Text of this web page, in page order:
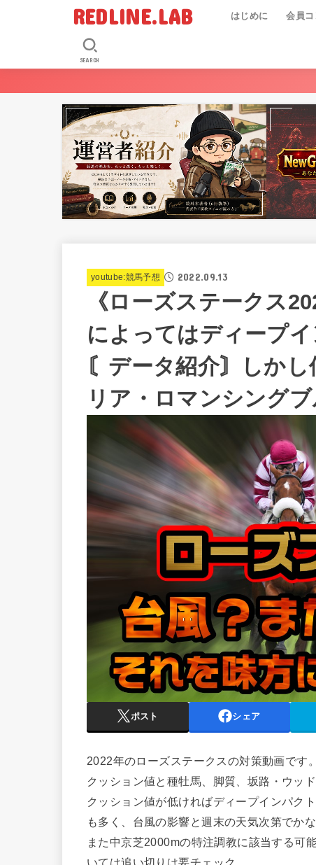
REDLINE.LAB はじめに 会員
SEARCH
youtube:競馬予想 2022.09.13
《ローズステークス
によってはディープ
〘データ紹介〙しか
リア・ロマンシング
ポスト シェア
2022年のローズステークスの対策動画です。
クッション値と種牡馬、脚質、坂路・ウッ
クッション値が低ければディープインパク
も多く、台風の影響と週末の天気次第でか
また中京芝2000mの特注調教に該当する可
いては追い切りは要チェック。